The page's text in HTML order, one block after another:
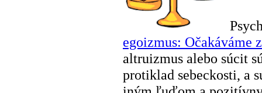
egoizmus: Očakáváme
altruizmus alebo súcit
protiklad sebeckosti, a